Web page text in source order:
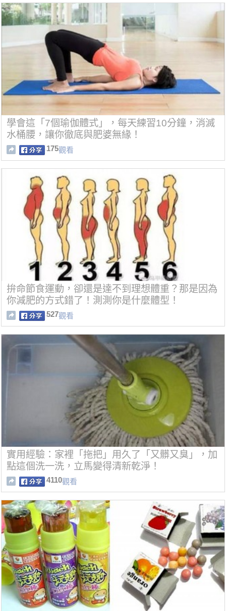
學會這「7個瑜伽體式」，每天練習10分鐘，消滅
水桶腰，讓你徹底與肥婆無緣！
175觀看
拚命節食運動，卻還是達不到理想體重？那是因為
你減肥的方式錯了！測測你是什麼體型！
527觀看
實用經驗：家裡「拖把」用久了「又髒又臭」，加
點這個洗一洗，立馬變得清新乾淨！
4110觀看